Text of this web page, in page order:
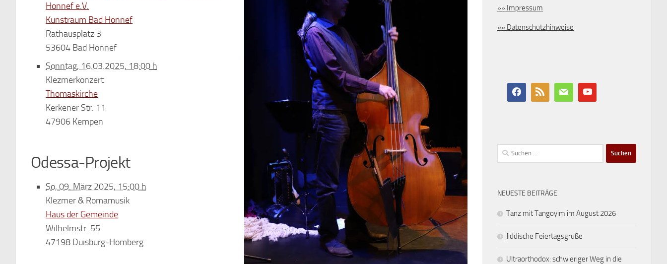
Honnef e.V.
Kunstraum Bad Honnef
Rathausplatz 3
53604 Bad Honnef
Sonntag, 16.03.2025, 18:00 h
Klezmerkonzert
Thomaskirche
Kerkener Str. 11
47906 Kempen
Odessa-Projekt
So, 09. März 2025, 15:00 h
Klezmer & Romamusik
Haus der Gemeinde
Wilhelmstr. 55
47198 Duisburg-Homberg
»» Impressum
»» Datenschutzhinweise
Suchen
nach:
NEUESTE BEITRÄGE
Tanz mit Tangoyim im August 2026
Jiddische Feiertagsgrüße
Ultraorthodox: schwieriger Weg in die